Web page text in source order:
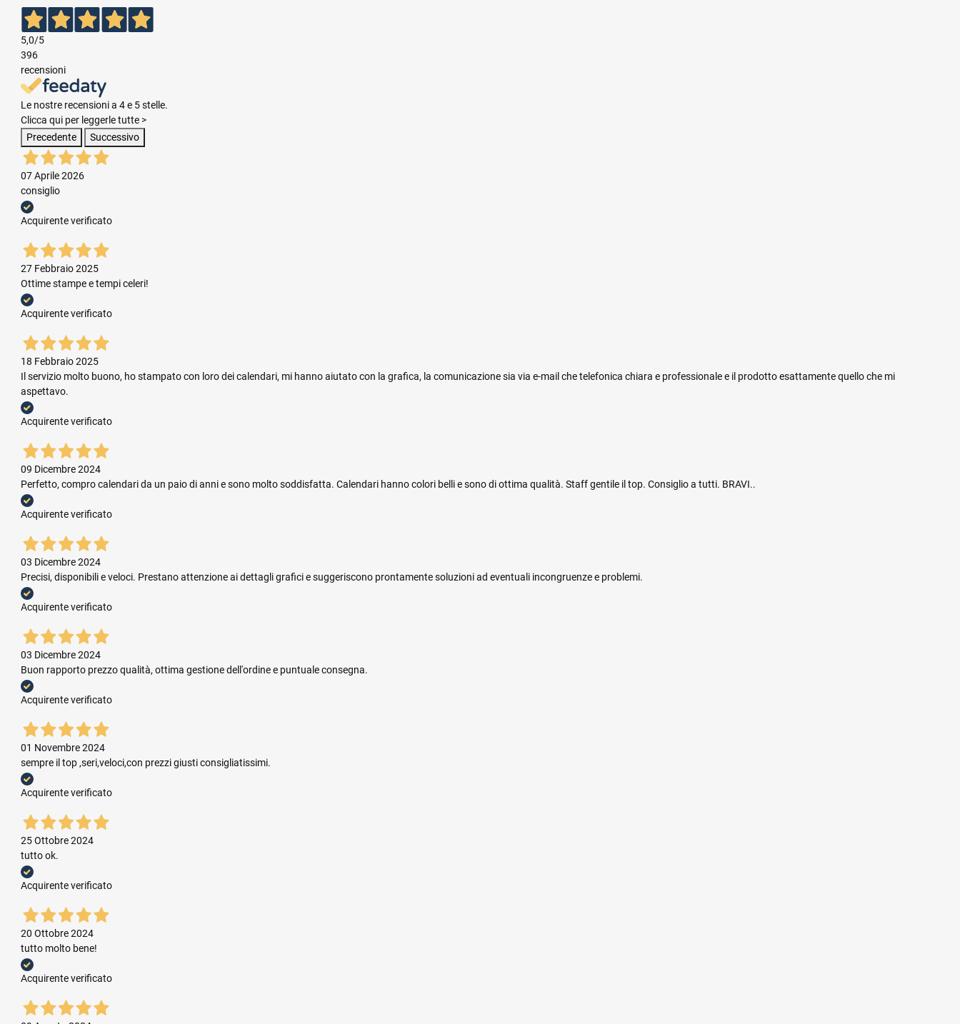
5,0/5
396
recensioni
Le nostre recensioni a 4 e 5 stelle.
Clicca qui per leggerle tutte >
Precedente
Successivo
07 Aprile 2026
consiglio
Acquirente verificato
27 Febbraio 2025
Ottime stampe e tempi celeri!
Acquirente verificato
18 Febbraio 2025
Il servizio molto buono, ho stampato con loro dei calendari, mi hanno aiutato con la grafica, la comunicazione sia via e-mail che telefonica chiara e professionale e il prodotto esattamente quello che mi
aspettavo.
Acquirente verificato
09 Dicembre 2024
Perfetto, compro calendari da un paio di anni e sono molto soddisfatta. Calendari hanno colori belli e sono di ottima qualità. Staff gentile il top. Consiglio a tutti. BRAVI..
Acquirente verificato
03 Dicembre 2024
Precisi, disponibili e veloci. Prestano attenzione ai dettagli grafici e suggeriscono prontamente soluzioni ad eventuali incongruenze e problemi.
Acquirente verificato
03 Dicembre 2024
Buon rapporto prezzo qualità, ottima gestione dell'ordine e puntuale consegna.
Acquirente verificato
01 Novembre 2024
sempre il top ,seri,veloci,con prezzi giusti consigliatissimi.
Acquirente verificato
25 Ottobre 2024
tutto ok.
Acquirente verificato
20 Ottobre 2024
tutto molto bene!
Acquirente verificato